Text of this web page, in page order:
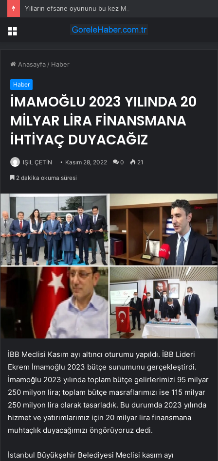
Menü
Anasayfa / Haber
Haber
İMAMOĞLU 2023 YILINDA 20
MİLYAR LİRA FİNANSMANA
İHTİYAÇ DUYACAĞIZ
IŞIL ÇETİN Kasım 28, 2022 0 21
2 dakika okuma süresi
İBB Meclisi Kasım ayı altıncı oturumu yapıldı. İBB Lideri
Ekrem İmamoğlu 2023 bütçe sunumunu gerçekleştirdi.
İmamoğlu 2023 yılında toplam bütçe gelirlerimizi 95 milyar
250 milyon lira; toplam bütçe masraflarımızı ise 115 milyar
250 milyon lira olarak tasarladık. Bu durumda 2023 yılında
hizmet ve yatırımlarımız için 20 milyar lira finansmana
muhtaçlık duyacağımızı öngörüyoruz dedi.
İstanbul Büyükşehir Belediyesi Meclisi kasım ayı